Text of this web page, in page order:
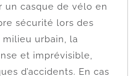
casque de vélo en
sécurité lors des
urbain, la
et imprévisible,
d’accidents. En cas